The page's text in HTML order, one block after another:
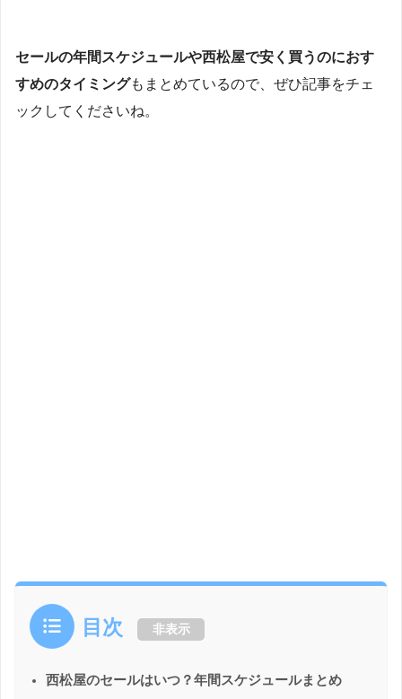
セールの年間スケジュールや西松屋で安く買うのにおす
すめのタイミングもまとめているので、ぜひ記事をチェ
ックしてくださいね。
目次 非表示
西松屋のセールはいつ？年間スケジュールまとめ